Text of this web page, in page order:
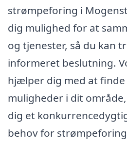
strømpeforing i
dig mulighed for at
og tjenester, så du kan
informeret beslutning.
hjælper dig med at finde
muligheder i dit
dig et
behov for